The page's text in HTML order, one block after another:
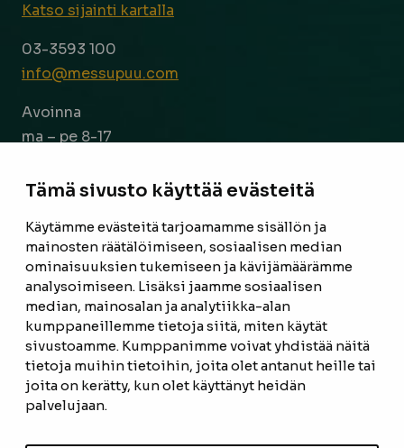
Tämä sivusto käyttää evästeitä
Käytämme evästeitä tarjoamamme sisällön ja
mainosten räätälöimiseen, sosiaalisen median
ominaisuuksien tukemiseen ja kävijämäärämme
analysoimiseen. Lisäksi jaamme sosiaalisen
median, mainosalan ja analytiikka-alan
kumppaneillemme tietoja siitä, miten käytät
sivustoamme. Kumppanimme voivat yhdistää näitä
tietoja muihin tietoihin, joita olet antanut heille tai
joita on kerätty, kun olet käyttänyt heidän
palvelujaan.
Katso sijainti kartalla
03-3593 100
info@messupuu.com
Avoinna
ma – pe 8-17
ETUSIVU
TUOTTEET
REFERENSSIT
OTA YHTEYTTÄ
TIETOSUOJASELOSTE